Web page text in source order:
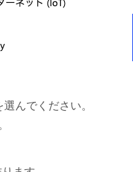
んでください。